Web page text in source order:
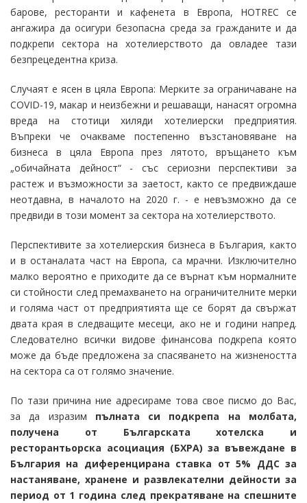
барове, ресторанти и кафенета в Европа, HOTREC се
ангажира да осигури безопасна среда за гражданите и да
подкрепи сектора на хотелиерството да овладее тази
безпрецедентна криза.
Случаят е ясен в цяла Европа: Мерките за ограничаване на
COVID-19, макар и неизбежни и решаващи, нанасят огромна
вреда на стотици хиляди хотелиерски предприятия.
Въпреки че очакваме постепенно възстановяване на
бизнеса в цяла Европа през лятото, връщането към
„обичайната дейност“ - със сериозни перспективи за
растеж и възможности за заетост, както се предвиждаше
неотдавна, в началото на 2020 г. - е невъзможно да се
предвиди в този момент за сектора на хотелиерството.
Перспективите за хотелиерския бизнеса в България, както
и в останалата част на Европа, са мрачни. Изключително
малко вероятно е приходите да се върнат към нормалните
си стойности след премахването на ограничителните мерки
и голяма част от предприятията ще се борят да свържат
двата края в следващите месеци, ако не и години напред.
Следователно всички видове финансова подкрепа която
може да бъде предложена за спасяването на жизнеността
на сектора са от голямо значение.
По тази причина ние адресираме това свое писмо до Вас,
за да изразим пълната си подкрепа на молбата,
получена от Българската хотелска и
ресторантьорска асоциация (БХРА) за въвеждане в
България на диференцирана ставка от 5% ДДС за
настаняване, хранене и развлекателни дейности за
период от 1 година след прекратяване на спешните